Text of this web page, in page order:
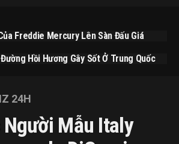
Freddie Mercury Lên Sàn Đấu Giá
Hồi Hương Gây Sốt Ở Trung Quốc
24H
Người Mẫu Italy